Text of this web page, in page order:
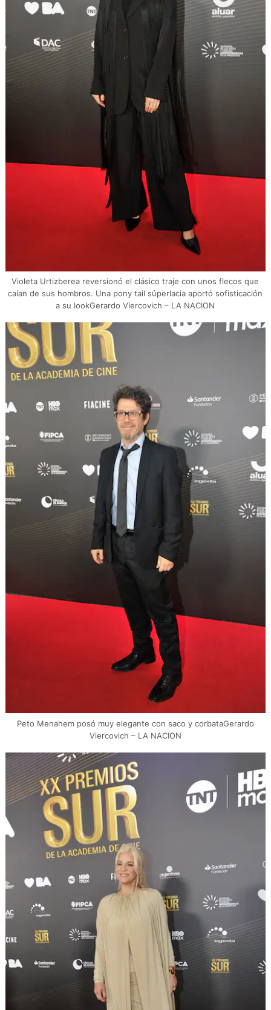
Violeta Urtizberea reversionó el clásico traje con unos flecos que
caían de sus hombros. Una pony tail súperlacia aportó sofisticación
a su lookGerardo Viercovich – LA NACION
Peto Menahem posó muy elegante con saco y corbataGerardo
Viercovich – LA NACION